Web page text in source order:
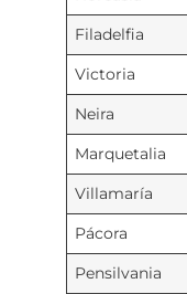
Filadelfia
Victoria
Neira
Marquetalia
Villamaría
Pácora
Pensilvania